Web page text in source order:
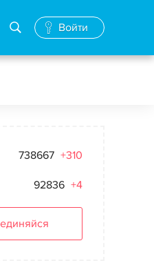
Войти
738667 +310
92836 +4